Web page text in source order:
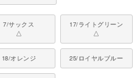
リエステル90%・ポリウレタン
ポリウレタン5%）
用。アイロンは当て布をして中温。
7/サックス
△
17/ライトグリーン
△
18/オレンジ 25/ロイヤルブルー